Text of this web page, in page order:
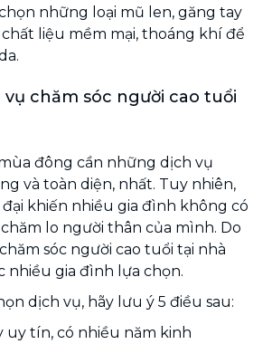
những loại mũ len, găng tay
liệu mềm mại, thoáng khí để
chăm sóc người cao tuổi
đông cần những dịch vụ
và toàn diện, nhất. Tuy nhiên,
khiến nhiều gia đình không có
lo người thân của mình. Do
sóc người cao tuổi tại nhà
nhiều gia đình lựa chọn.
dịch vụ, hãy lưu ý 5 điều sau:
uy tín, có nhiều năm kinh